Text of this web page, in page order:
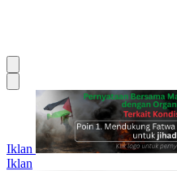
Iklan
Iklan